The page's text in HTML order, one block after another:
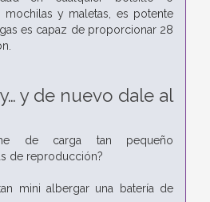
y maletas, es potente
es capaz de proporcionar 28
y de nuevo dale al
de carga tan pequeño
de reproducción?
mini albergar una batería de